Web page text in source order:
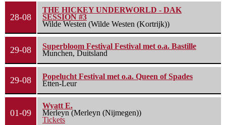
28-08
THE HICKEY UNDERWORLD - DAK
SESSION #3
Wilde Westen (Wilde Westen (Kortrijk))
29-08
Superbloom Festival Festival met o.a. Bastille
Munchen, Duitsland
29-08
Popelucht Festival met o.a. Queen of Spades
Etten-Leur
01-09
Wyatt E.
Merleyn (Merleyn (Nijmegen))
Tickets